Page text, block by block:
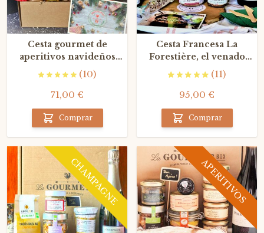
Cesta gourmet de
aperitivos navideños
con Champagne
(10)
71,00 €
Comprar
Cesta Francesa La
Forestière, el venado
gourmet como nunca lo
habéis probado
(11)
95,00 €
Comprar
CHAMPAGNE APERITIVOS